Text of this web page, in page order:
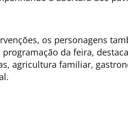
os personagens
da feira,
agricultura familiar,